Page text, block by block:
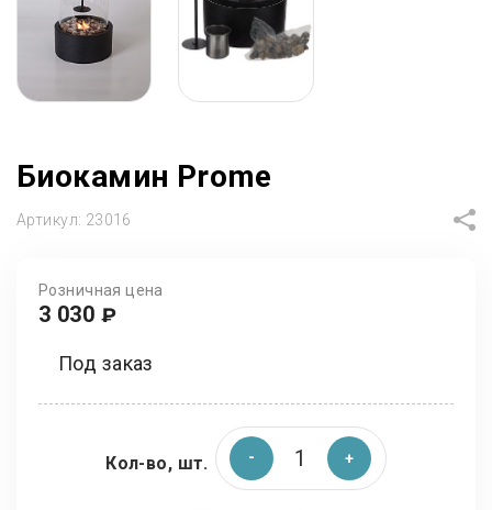
Биокамин Prome
Артикул: 23016
Розничная цена
3 030 ₽
Под заказ
Кол-во, шт.